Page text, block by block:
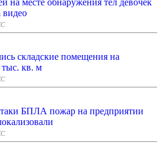
на месте обнаружения тел девочек
видео
складские помещения на
кв. м
БПЛА пожар на предприятии